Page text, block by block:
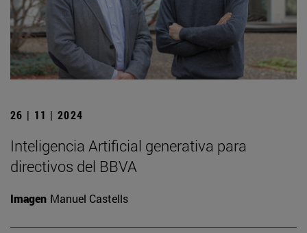
26 | 11 | 2024
Inteligencia Artificial generativa para
directivos del BBVA
Imagen Manuel Castells